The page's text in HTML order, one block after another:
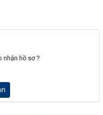
nhận hồ sơ ?